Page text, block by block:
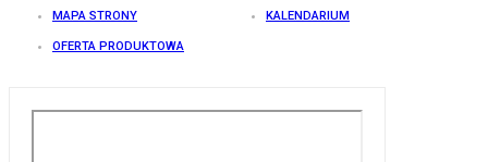
MAPA STRONY KALENDARIUM
OFERTA PRODUKTOWA